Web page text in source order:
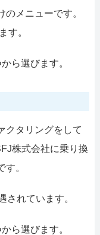
メニューです。
す。
ら選びます。
クタリングをして
株式会社に乗り換
。
されています。
ら選びます。